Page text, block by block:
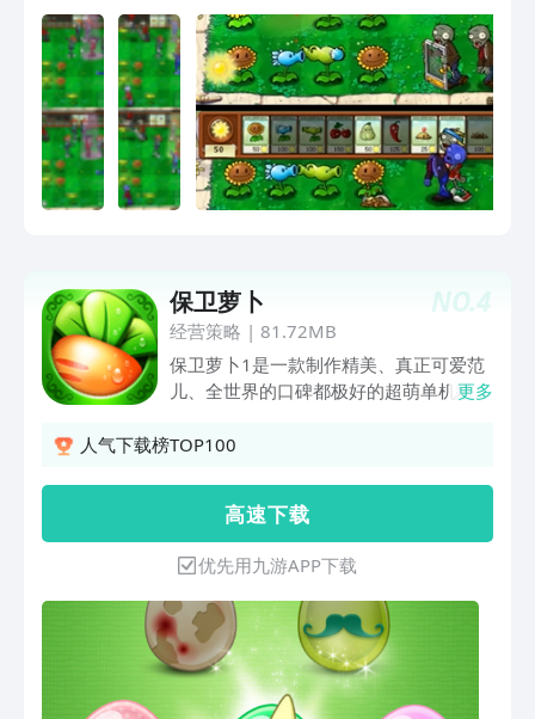
NO.4
保卫萝卜
经营策略 | 81.72MB
保卫萝卜1是一款制作精美、真正可爱范
儿、全世界的口碑都极好的超萌单机塔防
画风，多变的战斗策略。这款游戏不仅容
萝卜，别让怪物吃掉它哦~~
更多
人气下载榜TOP100
高 速 下 载
优先用九游APP下载